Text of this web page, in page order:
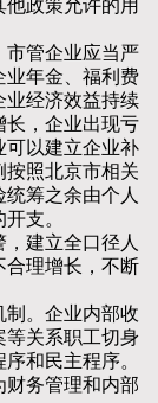
政策允许的用
管企业应当严
业年金、福利费
业经济效益持续
长，企业出现亏
可以建立企业补
按照北京市相关
筹之余由个人
支。
建立全口径人
合理增长，不断
。企业内部收
等关系职工切身
和民主程序。
财务管理和内部